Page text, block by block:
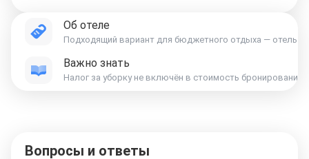
Об отеле
Подходящий вариант для бюджетного отдыха — отель
Важно знать
Вопросы и ответы